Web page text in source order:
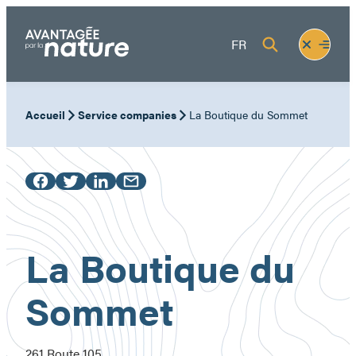
content
FR
Fermer
le
menu
Ouvrir
le
Accueil Service companies La Boutique du Sommet
La Boutique du
Sommet